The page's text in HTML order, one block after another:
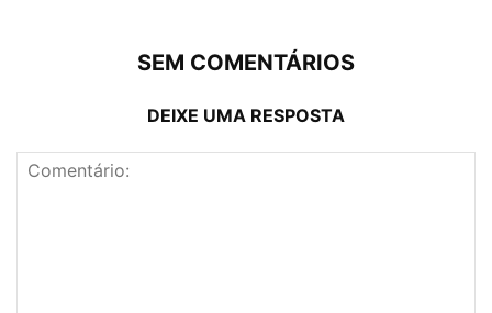
SEM COMENTÁRIOS
DEIXE UMA RESPOSTA